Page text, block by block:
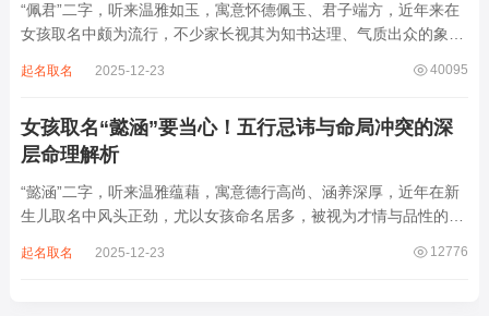
“佩君”二字，听来温雅如玉，寓意怀德佩玉、君子端方，近年来在
女孩取名中颇为流行，不少家长视其为知书达理、气质出众的象
察“佩君”之象，实藏金气过旺、木土受制之局，若不顾命主五行强
40095
起名取名 2025-12-23
女孩取名“懿涵”要当心！五行忌讳与命局冲突的深
层命理解析
“懿涵”二字，听来温雅蕴藉，寓意德行高尚、涵养深厚，近年在新
生儿取名中风头正劲，尤以女孩命名居多，被视为才情与品性的完
也如逆水行舟，徒增心力。细察“懿涵”之象，实藏水势泛滥、土崩
12776
起名取名 2025-12-23